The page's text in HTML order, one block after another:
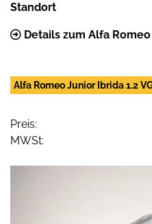
Standort
Details zum Alfa
Alfa Romeo Junior Ibrida 1.2
Preis:
MWSt: